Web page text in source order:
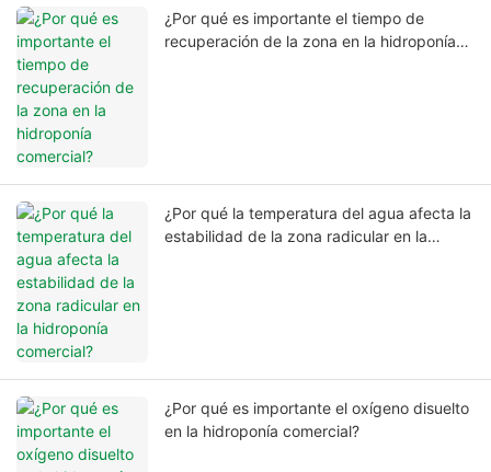
¿Por qué es importante el tiempo de
recuperación de la zona en la hidroponía
¿Por qué la temperatura del agua afecta la
estabilidad de la zona radicular en la
¿Por qué es importante el oxígeno disuelto
en la hidroponía comercial?